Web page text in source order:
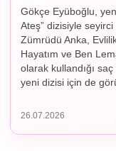
Gökçe Eyüboğlu,
Ateş” dizisiyle seyirci
Zümrüdü Anka,
Hayatım ve Ben
olarak kullandığı
yeni dizisi için de
26.07.2026